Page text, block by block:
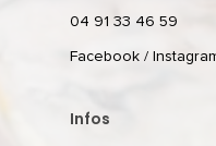
04 91 33 46 59
Facebook /
Infos